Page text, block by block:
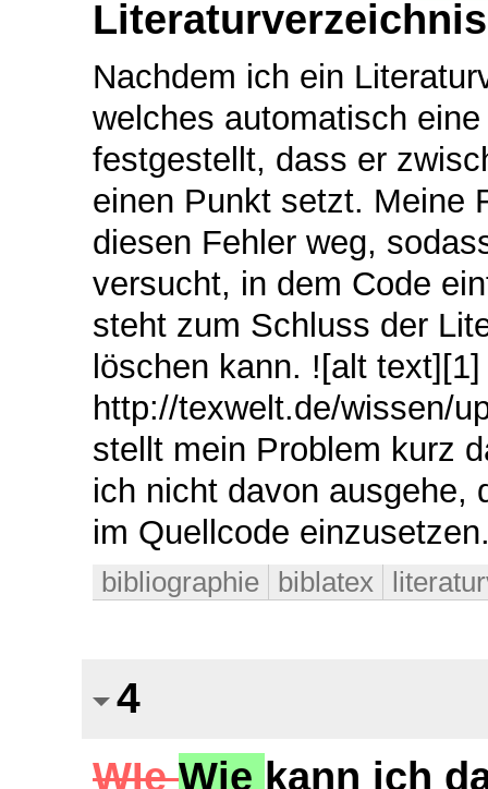
Nachdem ich ein
welches automatisch
festgestellt, dass er
einen Punkt setzt. Meine
diesen Fehler weg,
versucht, in dem Code
steht zum Schluss der
löschen kann. ![alt
http://texwelt.de/wissen/
stellt mein Problem kurz
ich nicht davon ausgehe,
im Quellcode
bibliographie biblatex
4
WIeWie kann ich